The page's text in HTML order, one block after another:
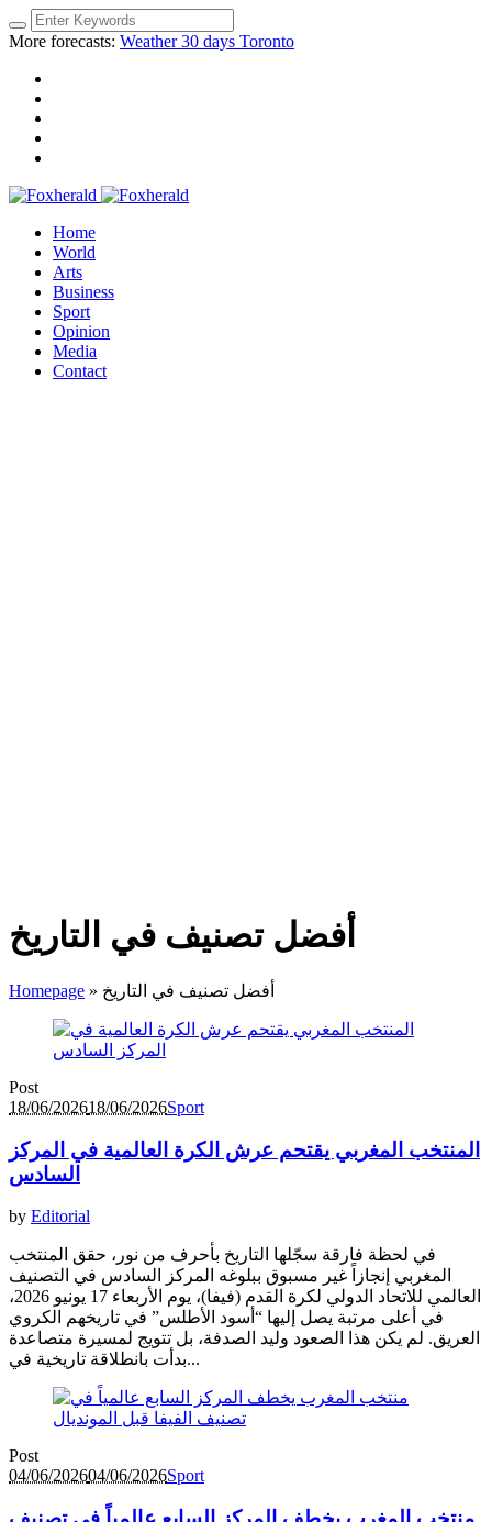
More forecasts: Weather 30 days Toronto
Home
World
Arts
Business
Sport
Opinion
Media
Contact
أفضل تصنيف في التاريخ
Homepage » أفضل تصنيف في التاريخ
Post
18/06/202618/06/2026Sport
المنتخب المغربي يقتحم عرش الكرة العالمية في المركز
السادس
by Editorial
في لحظة فارقة سجّلها التاريخ بأحرف من نور، حقق المنتخب
المغربي إنجازاً غير مسبوق ببلوغه المركز السادس في التصنيف
العالمي للاتحاد الدولي لكرة القدم (فيفا)، يوم الأربعاء 17 يونيو 2026،
في أعلى مرتبة يصل إليها “أسود الأطلس” في تاريخهم الكروي
العريق. لم يكن هذا الصعود وليد الصدفة، بل تتويج لمسيرة متصاعدة
بدأت بانطلاقة تاريخية في...
Post
04/06/202604/06/2026Sport